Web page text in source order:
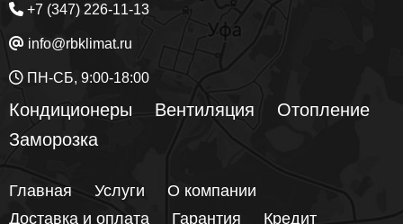
+7 (347) 226-11-13
info@rbklimat.ru
ПН-СБ, 9:00-18:00
Кондиционеры Вентиляция
Отопление
Заморозка
Главная Услуги
О компании
Доставка и оплата
Гарантия Кредит